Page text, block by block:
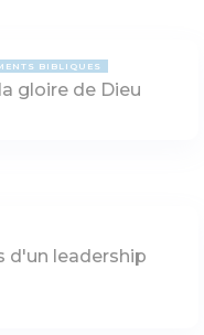
BIBLIQUES
gloire de Dieu
d'un leadership